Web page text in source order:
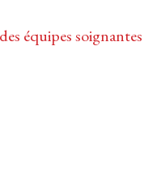
équipes soignantes